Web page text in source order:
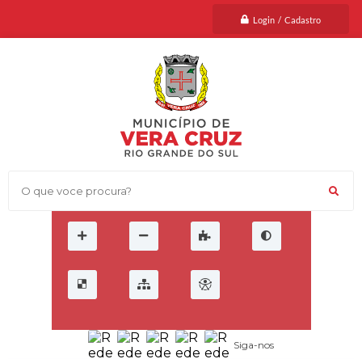
Login / Cadastro
O que voce procura?
Siga-nos